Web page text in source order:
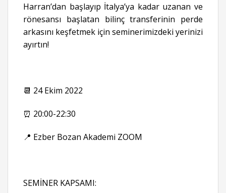
Harran’dan başlayıp İtalya’ya kadar uzanan ve
rönesansı başlatan bilinç transferinin perde
arkasını keşfetmek için seminerimizdeki yerinizi
ayırtın!
📆 24 Ekim 2022
⏰ 20:00-22:30
📍 Ezber Bozan Akademi ZOOM
SEMİNER KAPSAMI: